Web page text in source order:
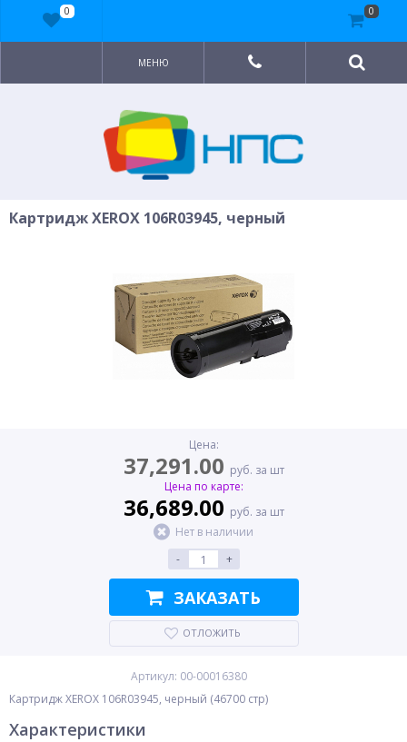
МЕНЮ
Картридж XEROX 106R03945, черный
Цена:
37,291.00 руб. за шт
Цена по карте:
36,689.00 руб. за шт
Нет в наличии
-
+
ЗАКАЗАТЬ
ОТЛОЖИТЬ
Артикул: 00-00016380
Картридж XEROX 106R03945, черный (46700 стр)
Характеристики
0 0